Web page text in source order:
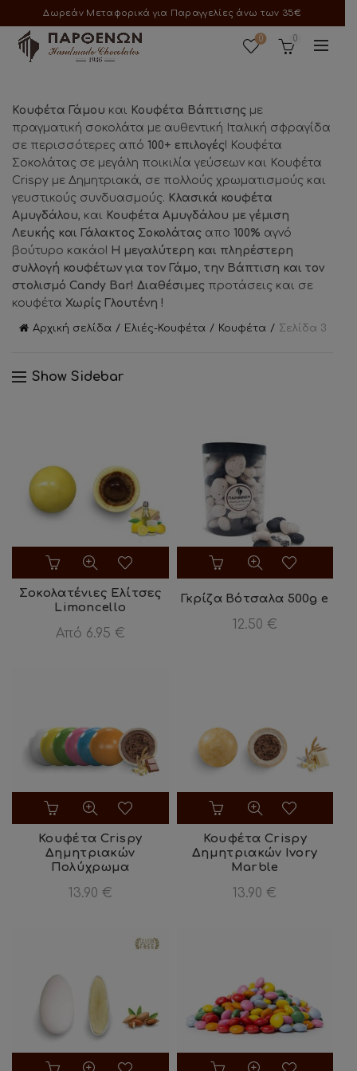
Δωρεάν Μεταφορικά για Παραγγελίες άνω των 35€
0 0
Κουφέτα Γάμου και Κουφέτα Βάπτισης με
πραγματική σοκολάτα με αυθεντική Ιταλική σφραγίδα
σε περισσότερες από 100+ επιλογές! Κουφέτα
Σοκολάτας σε μεγάλη ποικιλία γεύσεων και Κουφέτα
Crispy με Δημητριακά, σε πολλούς χρωματισμούς και
γευστικούς συνδυασμούς. Κλασικά κουφέτα
Αμυγδάλου, και Κουφέτα Αμυγδάλου με γέμιση
Λευκής και Γάλακτος Σοκολάτας απο 100% αγνό
βούτυρο κακάο! Η μεγαλύτερη και πληρέστερη
συλλογή κουφέτων για τον Γάμο, την Βάπτιση και τον
στολισμό Candy Bar! Διαθέσιμες προτάσεις και σε
κουφέτα Χωρίς Γλουτένη !
Αρχική σελίδα Ελιές-Κουφέτα Κουφέτα Σελίδα 3
Show Sidebar
Αυτό
προϊόν
έχει
πολλαπλές
επιλεγούν
στη
σελίδα
προϊόντος
Σοκολατένιες Ελίτσες
Limoncello
Από 6.95 €
Γκρίζα Βότσαλα 500g e
12.50 €
Κουφέτα Crispy
Δημητριακών
Πολύχρωμα
13.90 €
Κουφέτα Crispy
Δημητριακών Ivory
Marble
13.90€
Αυτό
Αυτό